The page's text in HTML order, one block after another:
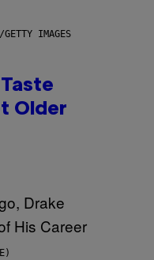
IMAGES
Older